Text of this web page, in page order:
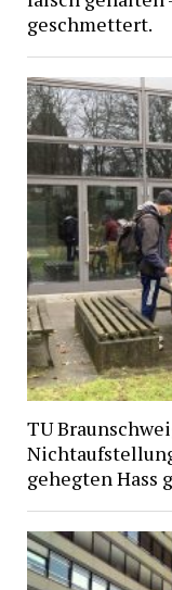
geschmettert.
TU
gehegten Hass